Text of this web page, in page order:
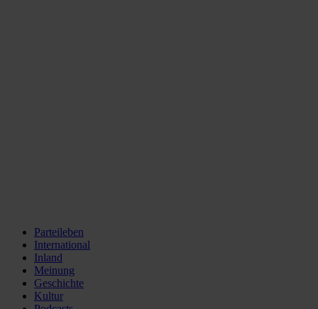
Parteileben
International
Inland
Meinung
Geschichte
Kultur